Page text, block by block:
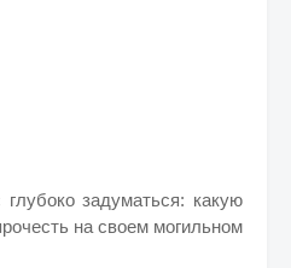
задуматься: какую
на своем могильном